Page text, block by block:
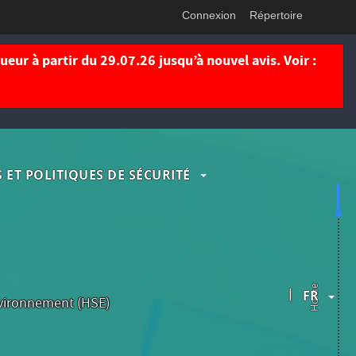
Connexion Répertoire
à partir du 29.07.26 jusqu’à nouvel avis. Voir :
ET POLITIQUES DE SÉCURITÉ
| FR
(HSE) Home